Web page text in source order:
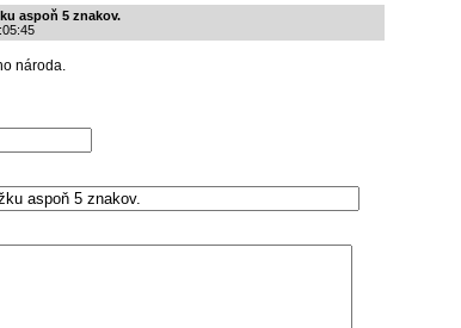
aspoň 5 znakov.
národa.